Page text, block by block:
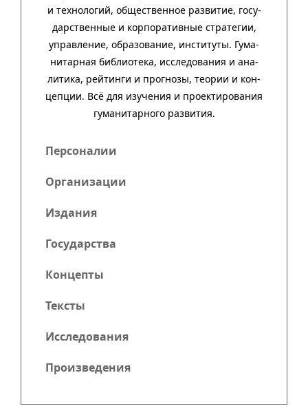
и техно­ло­гий, обще­ст­вен­ное раз­ви­тие, госу­
дар­ст­вен­ные и кор­пора­тив­ные стра­тегии,
управ­ле­ние, обра­зо­ва­ние, инсти­туты. Гума­
нитар­ная биб­лио­тека, иссле­до­ва­ния и ана­
ли­тика, рей­тинги и прог­нозы, тео­рии и кон­
цеп­ции. Всё для изу­че­ния и про­ек­тиро­ва­ния
гума­нитар­ного развития.
Персоналии
Организации
Издания
Государства
Концепты
Тексты
Исследования
Произведения